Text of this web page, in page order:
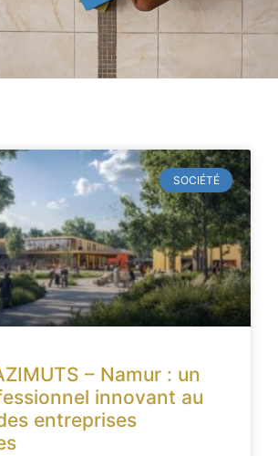
SOCIÉTÉ
– Namur : un
innovant au
entreprises